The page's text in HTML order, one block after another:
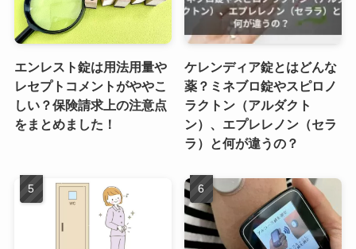
エンレスト錠は用法用量や
レセプトコメントがややこ
しい？保険請求上の注意点
をまとめました！
ケレンディア錠とはどんな
薬？ミネブロ錠やスピロノ
ラクトン（アルダクト
ン）、エプレレノン（セラ
ラ）と何が違うの？